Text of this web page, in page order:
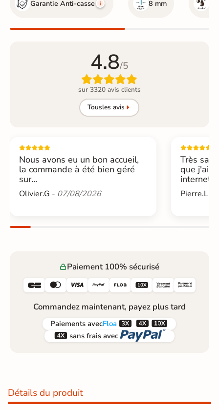
Garantie Anti-casse 8 mm
4.8/5

sur 3320 avis clients
Tousles avis
Nous avons eu un bon accueil,
la commande à été bien géré
sur...
Olivier.G - 07/08/2026
Très
que j'ai
internet....
Pierre.L -
Paiement 100% sécurisé
     
Commandez maintenant, payez plus tard
Paiements avecFloa  
 sans frais avec 
Détails du produit